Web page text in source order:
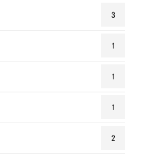
3
1
1
1
2